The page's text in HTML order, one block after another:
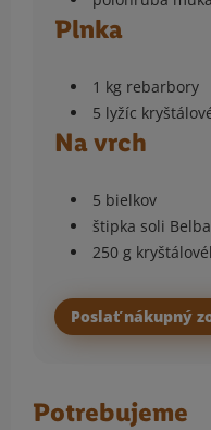
Plnka
1 kg rebarbory
5 lyžíc
Na vrch
5 bielkov
štipka soli
250 g
Poslať nákupný
Potrebujeme